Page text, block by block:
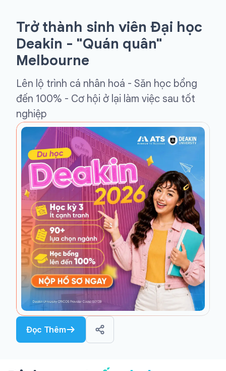
Trở thành sinh viên Đại học
Deakin - "Quán quân"
Melbourne
Lên lộ trình cá nhân hoá - Săn học bổng
đến 100% - Cơ hội ở lại làm việc sau tốt
nghiệp
Đọc Thêm